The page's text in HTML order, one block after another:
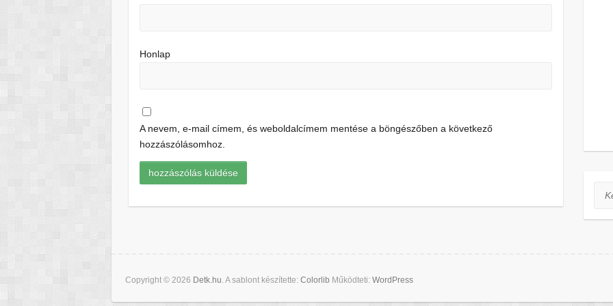
Honlap
A nevem, e-mail címem, és weboldalcímem mentése a böngészőben a következő
hozzászólásomhoz.
Copyright © 2026 Detk.hu. A sablont készítette: Colorlib Működteti: WordPress